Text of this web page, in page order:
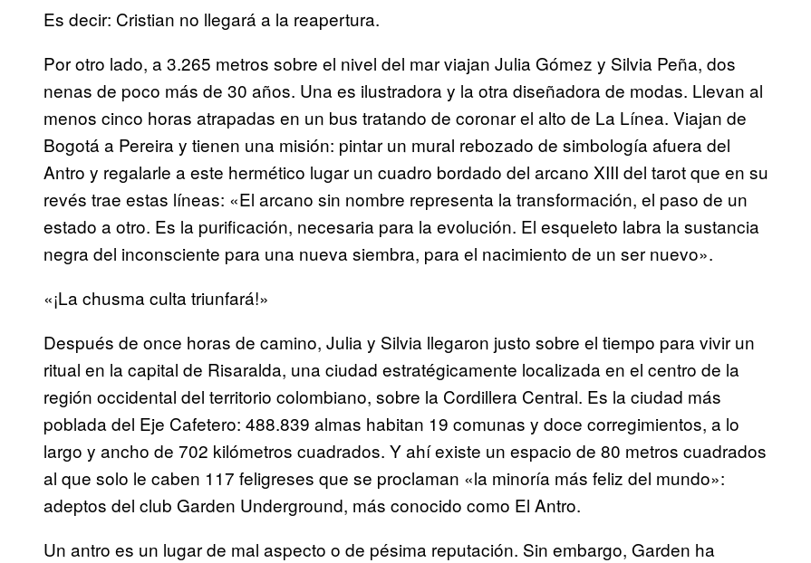
Es decir: Cristian no llegará a la reapertura.
Por otro lado, a 3.265 metros sobre el nivel del mar viajan Julia Gómez y Silvia Peña, dos
nenas de poco más de 30 años. Una es ilustradora y la otra diseñadora de modas. Llevan al
menos cinco horas atrapadas en un bus tratando de coronar el alto de La Línea. Viajan de
Bogotá a Pereira y tienen una misión: pintar un mural rebozado de simbología afuera del
Antro y regalarle a este hermético lugar un cuadro bordado del arcano XIII del tarot que en su
revés trae estas líneas: «El arcano sin nombre representa la transformación, el paso de un
estado a otro. Es la purificación, necesaria para la evolución. El esqueleto labra la sustancia
negra del inconsciente para una nueva siembra, para el nacimiento de un ser nuevo».
«¡La chusma culta triunfará!»
Después de once horas de camino, Julia y Silvia llegaron justo sobre el tiempo para vivir un
ritual en la capital de Risaralda, una ciudad estratégicamente localizada en el centro de la
región occidental del territorio colombiano, sobre la Cordillera Central. Es la ciudad más
poblada del Eje Cafetero: 488.839 almas habitan 19 comunas y doce corregimientos, a lo
largo y ancho de 702 kilómetros cuadrados. Y ahí existe un espacio de 80 metros cuadrados
al que solo le caben 117 feligreses que se proclaman «la minoría más feliz del mundo»:
adeptos del club Garden Underground, más conocido como El Antro.
Un antro es un lugar de mal aspecto o de pésima reputación. Sin embargo, Garden ha